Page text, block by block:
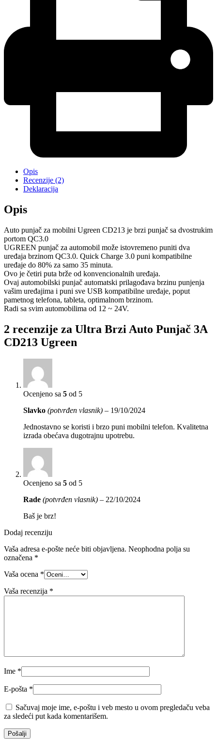
Opis
Recenzije (2)
Deklaracija
Opis
Auto punjač za mobilni Ugreen CD213 je brzi punjač sa dvostrukim
portom QC3.0
UGREEN punjač za automobil može istovremeno puniti dva
uređaja brzinom QC3.0. Quick Charge 3.0 puni kompatibilne
uređaje do 80% za samo 35 minuta.
Ovo je četiri puta brže od konvencionalnih uređaja.
Ovaj automobilski punjač automatski prilagođava brzinu punjenja
vašim uređajima i puni sve USB kompatibilne uređaje, poput
pametnog telefona, tableta, optimalnom brzinom.
Radi sa svim automobilima od 12 ~ 24V.
2 recenzije za Ultra Brzi Auto Punjač 3A
CD213 Ugreen
Ocenjeno sa 5 od 5
Slavko (potvrđen vlasnik) – 19/10/2024
Jednostavno se koristi i brzo puni mobilni telefon. Kvalitetna
izrada obećava dugotrajnu upotrebu.
Ocenjeno sa 5 od 5
Rade (potvrđen vlasnik) – 22/10/2024
Baš je brz!
Dodaj recenziju
Vaša adresa e-pošte neće biti objavljena. Neophodna polja su
označena *
Vaša ocena *
Vaša recenzija *
Ime *
E-pošta *
Sačuvaj moje ime, e-poštu i veb mesto u ovom pregledaču veba
za sledeći put kada komentarišem.